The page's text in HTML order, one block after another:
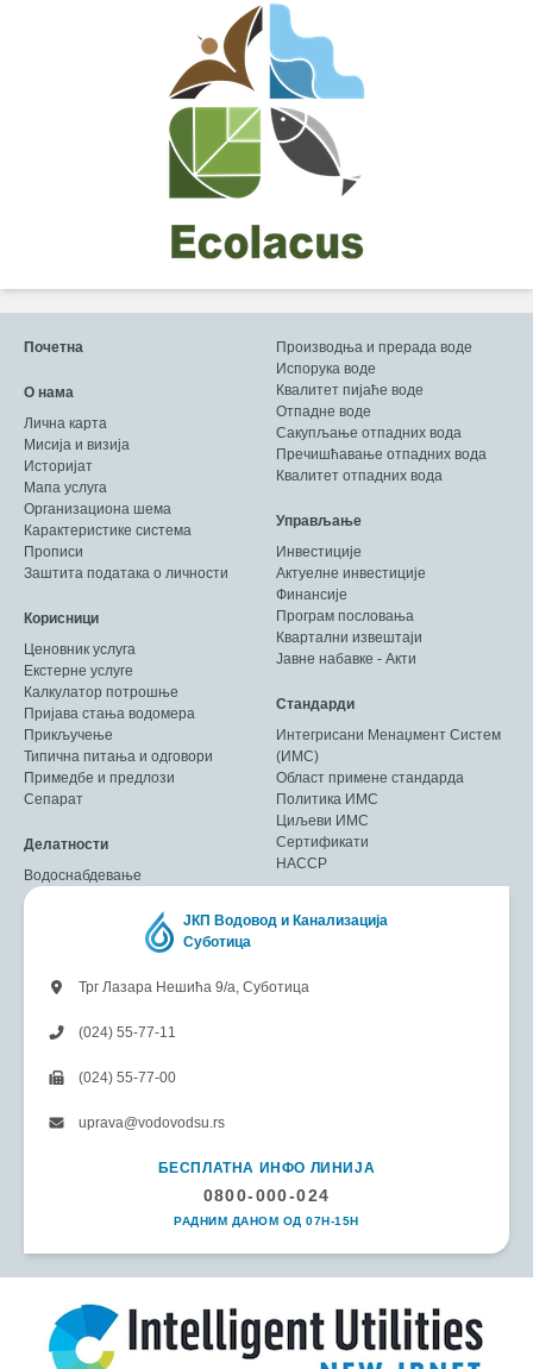
Почетна
О нама
Лична карта
Мисија и визија
Историјат
Мапа услуга
Организациона шема
Карактеристике система
Прописи
Заштита података о личности
Корисници
Ценовник услуга
Екстерне услуге
Калкулатор потрошње
Пријава стања водомера
Прикључење
Типична питања и одговори
Примедбе и предлози
Сепарат
Делатности
Водоснабдевање
Производња и прерада воде
Испорука воде
Квалитет пијаће воде
Отпадне воде
Сакупљање отпадних вода
Пречишћавање отпадних вода
Квалитет отпадних вода
Управљање
Инвестиције
Актуелне инвестиције
Финансије
Програм пословања
Квартални извештаји
Јавне набавке - Акти
Стандарди
Интегрисани Менаџмент Систем
(ИМС)
Област примене стандарда
Политика ИМС
Циљеви ИМС
Сертификати
HACCP
ЈКП Водовод и Канализација
Суботица
Трг Лазара Нешића 9/а, Суботица
(024) 55-77-11
(024) 55-77-00
uprava@vodovodsu.rs
БЕСПЛАТНА ИНФО ЛИНИЈА
0800-000-024
РАДНИМ ДАНОМ ОД 07H-15H